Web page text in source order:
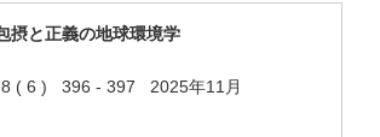
摂と正義の地球環境学
( 6 ) 396 - 397 2025年11月